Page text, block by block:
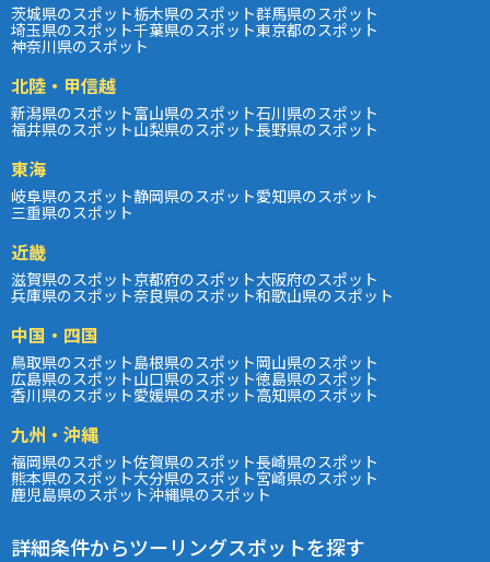
茨城県のスポット栃木県のスポット群馬県のスポット
埼玉県のスポット千葉県のスポット東京都のスポット
神奈川県のスポット
北陸・甲信越
新潟県のスポット富山県のスポット石川県のスポット
福井県のスポット山梨県のスポット長野県のスポット
東海
岐阜県のスポット静岡県のスポット愛知県のスポット
三重県のスポット
近畿
滋賀県のスポット京都府のスポット大阪府のスポット
兵庫県のスポット奈良県のスポット和歌山県のスポット
中国・四国
鳥取県のスポット島根県のスポット岡山県のスポット
広島県のスポット山口県のスポット徳島県のスポット
香川県のスポット愛媛県のスポット高知県のスポット
九州・沖縄
福岡県のスポット佐賀県のスポット長崎県のスポット
熊本県のスポット大分県のスポット宮崎県のスポット
鹿児島県のスポット沖縄県のスポット
詳細条件からツーリングスポットを探す